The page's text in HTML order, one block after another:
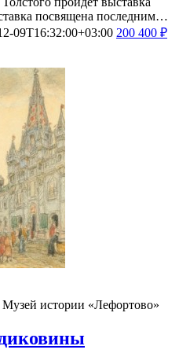
посвящена последним…
09T16:32:00+03:00 200 400 ₽
Музей истории «Лефортово»